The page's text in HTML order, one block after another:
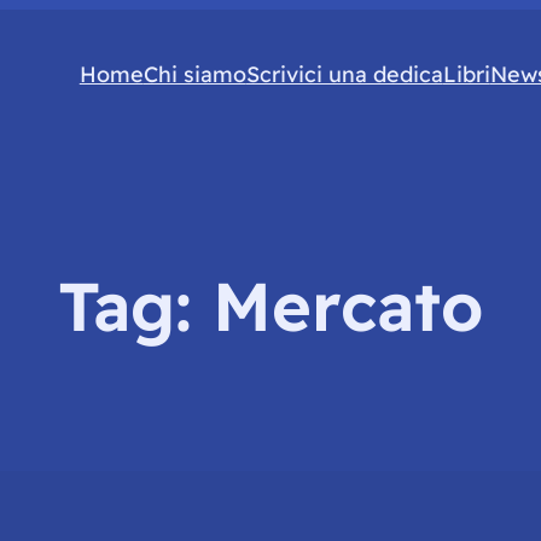
HomeChi siamoScrivici una dedicaLibri
Tag: Mercato